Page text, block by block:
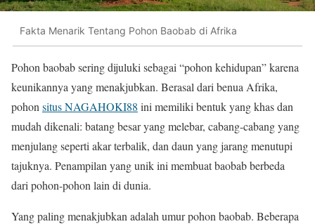
Fakta Menarik Tentang Pohon Baobab di Afrika
Pohon baobab sering dijuluki sebagai “pohon kehidupan” karena
keunikannya yang menakjubkan. Berasal dari benua Afrika,
pohon situs NAGAHOKI88 ini memiliki bentuk yang khas dan
mudah dikenali: batang besar yang melebar, cabang-cabang yang
menjulang seperti akar terbalik, dan daun yang jarang menutupi
tajuknya. Penampilan yang unik ini membuat baobab berbeda
dari pohon-pohon lain di dunia.
Yang paling menakjubkan adalah umur pohon baobab. Beberapa